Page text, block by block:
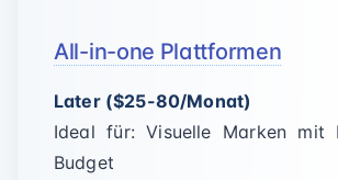
All-in-one Plattformen
Later ($25-80/Monat)
Ideal für: Visuelle Marken mit
Budget